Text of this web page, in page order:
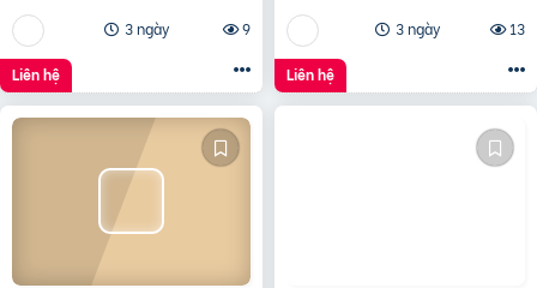
3 ngày
9
Liên hệ
3 ngày
13
Liên hệ